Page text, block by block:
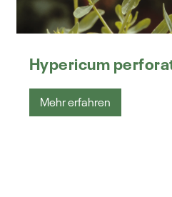
Hypericum
Mehr erfahren